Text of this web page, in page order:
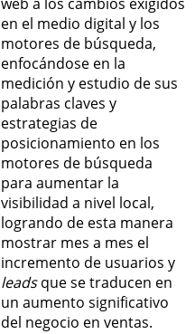
en el medio digital y los
motores de búsqueda,
enfocándose en la
medición y estudio de sus
palabras claves y
estrategias de
posicionamiento en los
motores de búsqueda
para aumentar la
visibilidad a nivel local,
logrando de esta manera
mostrar mes a mes el
incremento de usuarios y
leadsque se traducen en
un aumento significativo
del negocio en ventas.